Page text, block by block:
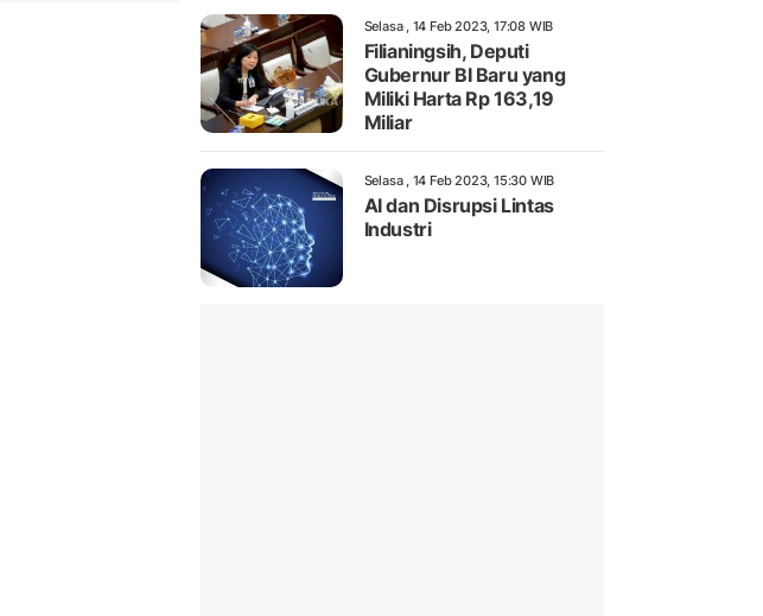
Selasa , 14 Feb 2023, 17:08 WIB
Filianingsih, Deputi
Gubernur BI Baru yang
Miliki Harta Rp 163,19
Miliar
Selasa , 14 Feb 2023, 15:30 WIB
AI dan Disrupsi Lintas
Industri